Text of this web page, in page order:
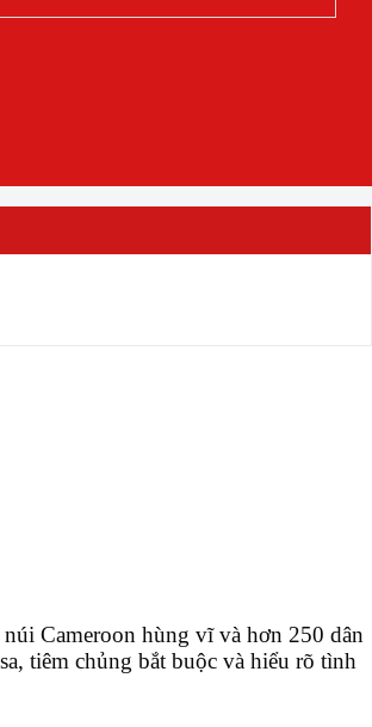
Cameroon hùng vĩ và hơn 250 dân
tiêm chủng bắt buộc và hiểu rõ tình